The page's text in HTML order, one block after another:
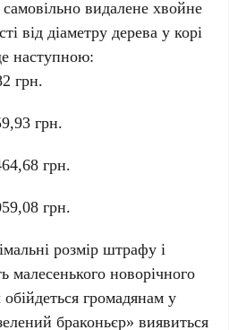
видалене хвойне
від діаметру дерева у корі
наступною:
грн.
грн.
грн.
грн.
розмір штрафу і
малесенького новорічного
обійдеться громадянам у
браконьєр» виявиться